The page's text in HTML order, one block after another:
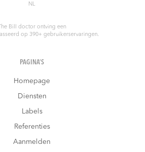
NL
The Bill doctorontving een
op 390+ gebruikerservaringen.
PAGINA’S
Homepage
Diensten
Labels
Referenties
Aanmelden